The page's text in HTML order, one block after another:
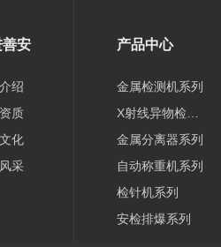
善安
绍
质
化
采
产品中心
金属检测机系列
金属分离器系列
自动称重机系列
检针机系列
安检排爆系列